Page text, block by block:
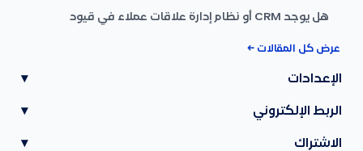
هل يوجد CRM أو نظام إدارة علاقات عملاء في قيود
عرض كل المقالات ←
الإعدادات ▾
الربط الإلكتروني ▾
الاشتراك ▾